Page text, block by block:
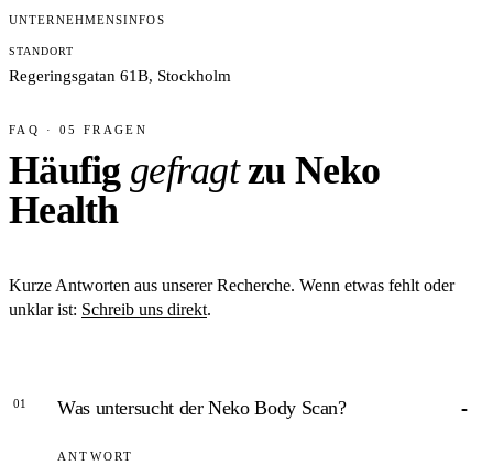
UNTERNEHMENSINFOS
STANDORT
Regeringsgatan 61B, Stockholm
FAQ · 05 FRAGEN
Häufig gefragtzu Neko
Health
Kurze Antworten aus unserer Recherche. Wenn etwas fehlt oder
unklar ist: Schreib uns direkt.
01 Was untersucht der Neko Body Scan?
ANTWORT